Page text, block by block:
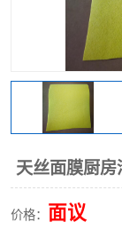
天丝面膜厨
价格： 面议